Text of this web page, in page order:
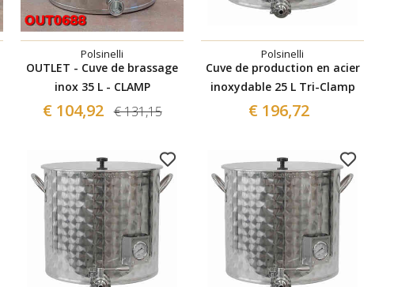
Polsinelli
OUTLET - Cuve de brassage
inox 35 L - CLAMP
€ 104,92 € 131,15
Polsinelli
Cuve de production en acier
inoxydable 25 L Tri-Clamp
€ 196,72